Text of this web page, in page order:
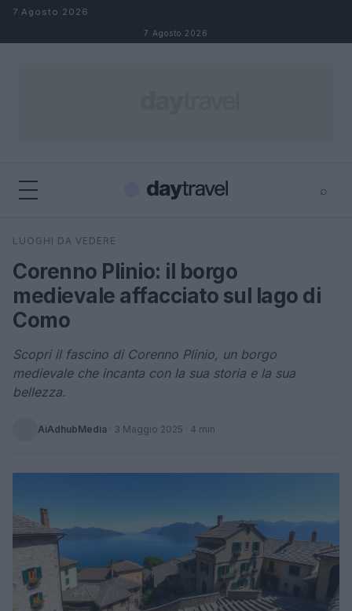
Salta al contenuto
7 Agosto 2026
7 Agosto 2026
⌕
Cerca
LUOGHI DA VEDERE
Corenno Plinio: il borgo
medievale affacciato sul lago di
Como
Scopri il fascino di Corenno Plinio, un borgo
medievale che incanta con la sua storia e la sua
bellezza.
AiAdhubMedia · 3 Maggio 2025 · 4 min